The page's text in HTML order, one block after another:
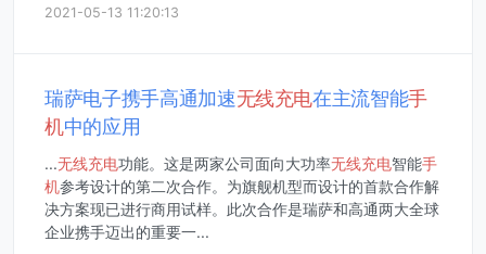
2021-05-13 11:20:13
瑞萨电子携手高通加速无线充电在主流智能手
机中的应用
...无线充电功能。这是两家公司面向大功率无线充电智能手
机参考设计的第二次合作。为旗舰机型而设计的首款合作解
决方案现已进行商用试样。此次合作是瑞萨和高通两大全球
企业携手迈出的重要一...